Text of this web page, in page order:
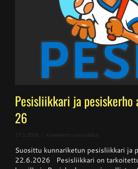
Pesisliikkari ja
26
27.5.2026 Kommentit pois päältä
ja
pesiskerho
alkaa
Suosittu kunnariketun pesisliikkari ja
22.6.2026 Pesisliikkari on